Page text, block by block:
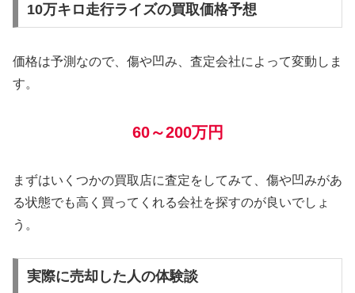
10万キロ走行ライズの買取価格予想
価格は予測なので、傷や凹み、査定会社によって変動しま
す。
60～200万円
まずはいくつかの買取店に査定をしてみて、傷や凹みがあ
る状態でも高く買ってくれる会社を探すのが良いでしょ
う。
実際に売却した人の体験談